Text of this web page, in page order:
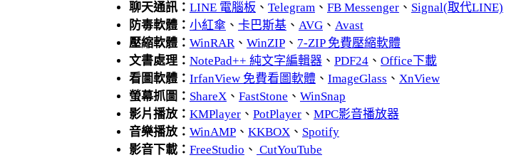
聊天通訊： LINE 電腦板 、 Telegram、 FB Messenger、 Signal(取代LINE)
防毒軟體： 小紅傘 、 卡巴斯基、 AVG、 Avast
壓縮軟體： WinRAR、 WinZIP、 7-ZIP 免費壓縮軟體
文書處理： NotePad++ 純文字編輯器、 PDF24、 Office下載
看圖軟體： IrfanView 免費看圖軟體、 ImageGlass 、 XnView
螢幕抓圖： ShareX、 FastStone 、 WinSnap
影片播放： KMPlayer、 PotPlayer、 MPC影音播放器
音樂播放： WinAMP、 KKBOX、 Spotify
影音下載： FreeStudio 、 CutYouTube